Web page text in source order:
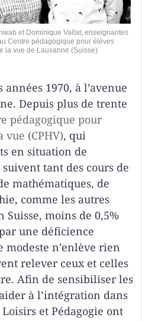
et Dominique Vallat, enseignantes
Centre pédagogique pour élèves
la vue de Lausanne (Suisse).
1970, à l’avenue
Depuis plus de trente
pédagogique pour
vue (CPHV), qui
en situation de
tant des cours de
mathématiques, de
comme les autres
Suisse, moins de 0,5%
une déficience
n’enlève rien
relever ceux et celles
Afin de sensibiliser les
à l’intégration dans
et Pédagogie ont